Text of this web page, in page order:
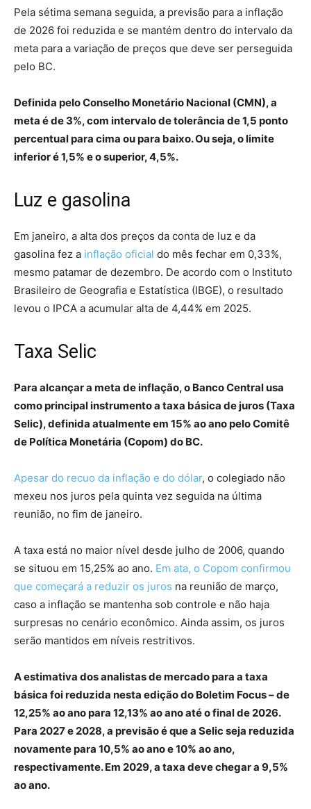
Pela sétima semana seguida, a previsão para a inflação
de 2026 foi reduzida e se mantém dentro do intervalo da
meta para a variação de preços que deve ser perseguida
pelo BC.
Definida pelo Conselho Monetário Nacional (CMN), a
meta é de 3%, com intervalo de tolerância de 1,5 ponto
percentual para cima ou para baixo. Ou seja, o limite
inferior é 1,5% e o superior, 4,5%.
Luz e gasolina
Em janeiro, a alta dos preços da conta de luz e da
gasolina fez a inflação oficial do mês fechar em 0,33%,
mesmo patamar de dezembro. De acordo com o Instituto
Brasileiro de Geografia e Estatística (IBGE), o resultado
levou o IPCA a acumular alta de 4,44% em 2025.
Taxa Selic
Para alcançar a meta de inflação, o Banco Central usa
como principal instrumento a taxa básica de juros (Taxa
Selic), definida atualmente em 15% ao ano pelo Comitê
de Política Monetária (Copom) do BC.
Apesar do recuo da inflação e do dólar, o colegiado não
mexeu nos juros pela quinta vez seguida na última
reunião, no fim de janeiro.
A taxa está no maior nível desde julho de 2006, quando
se situou em 15,25% ao ano. Em ata, o Copom confirmou
que começará a reduzir os juros na reunião de março,
caso a inflação se mantenha sob controle e não haja
surpresas no cenário econômico. Ainda assim, os juros
serão mantidos em níveis restritivos.
A estimativa dos analistas de mercado para a taxa
básica foi reduzida nesta edição do Boletim Focus – de
12,25% ao ano para 12,13% ao ano até o final de 2026.
Para 2027 e 2028, a previsão é que a Selic seja reduzida
novamente para 10,5% ao ano e 10% ao ano,
respectivamente. Em 2029, a taxa deve chegar a 9,5%
ao ano.